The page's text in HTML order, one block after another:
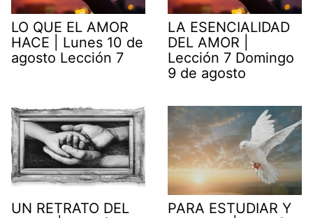
LO QUE EL AMOR
HACE | Lunes 10 de
agosto Lección 7
LA ESENCIALIDAD
DEL AMOR |
Lección 7 Domingo
9 de agosto
UN RETRATO DEL
PARA ESTUDIAR Y